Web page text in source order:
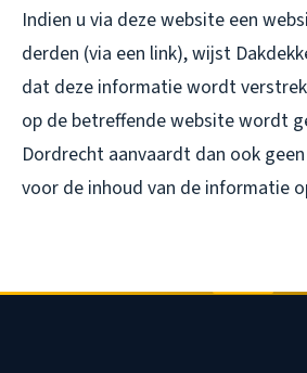
Indien u via deze website een
derden (via een link), wijst
dat deze informatie wordt
op de betreffende website wordt
Dordrecht aanvaardt dan ook
voor de inhoud van de informatie